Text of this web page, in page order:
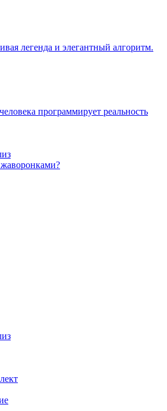
легенда и элегантный алгоритм.
программирует реальность